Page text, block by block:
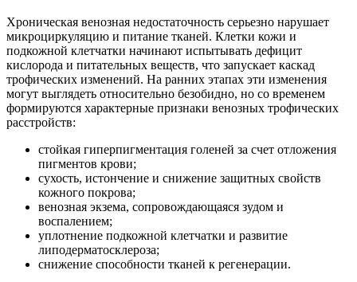
Хроническая венозная недостаточность серьезно нарушает
микроциркуляцию и питание тканей. Клетки кожи и
подкожной клетчатки начинают испытывать дефицит
кислорода и питательных веществ, что запускает каскад
трофических изменений. На ранних этапах эти изменения
могут выглядеть относительно безобидно, но со временем
формируются характерные признаки венозных трофических
расстройств:
стойкая гиперпигментация голеней за счет отложения
пигментов крови;
сухость, истончение и снижение защитных свойств
кожного покрова;
венозная экзема, сопровождающаяся зудом и
воспалением;
уплотнение подкожной клетчатки и развитие
липодерматосклероза;
снижение способности тканей к регенерации.